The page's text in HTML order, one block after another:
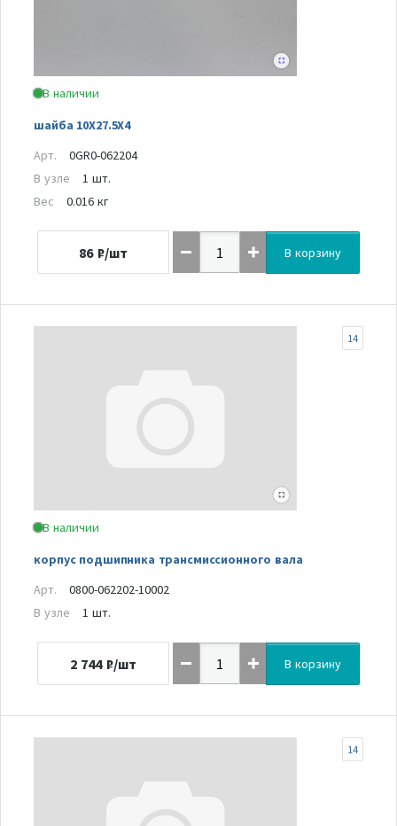
В наличии
шайба 10X27.5X4
Арт.
0GR0-062204
В узле
1 шт.
Вес
0.016 кг
86 ₽/шт В корзину
В наличии
корпус подшипника трансмиссионного вала
14
Арт.
0800-062202-10002
В узле
1 шт.
2 744 ₽/шт В корзину
14